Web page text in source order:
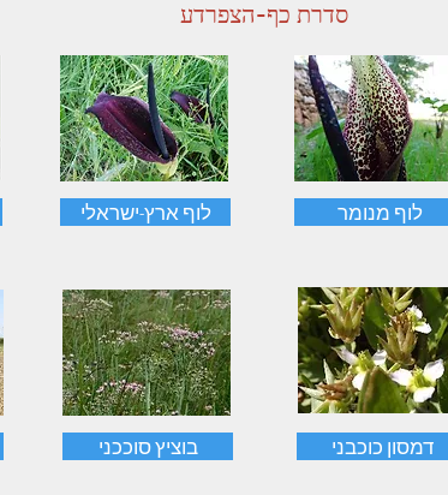
סדרת כף-הצפרדע
לוף ארץ-ישראלי
בוציץ סוככני
לוף מנומר
דמסון כוכבני